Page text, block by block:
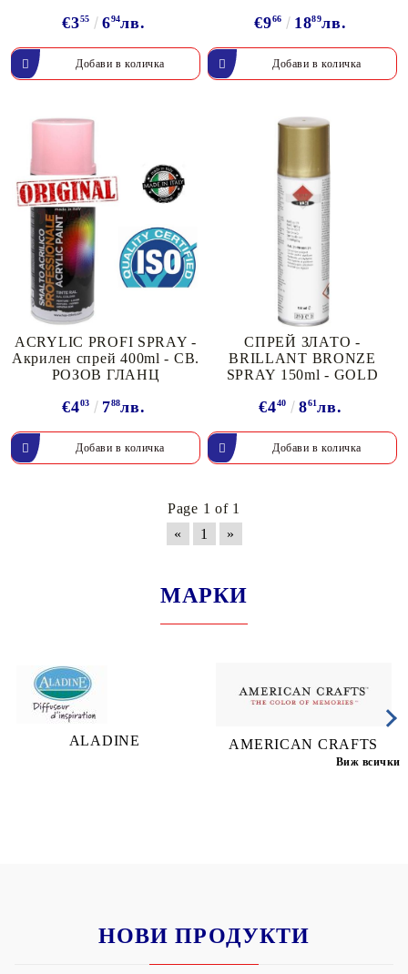
€355 694лв. €966 1889лв.
ACRYLIC PROFI SPRAY -
Акрилен спрей 400ml - СВ.
РОЗОВ ГЛАНЦ
€403 788лв.
СПРЕЙ ЗЛАТО -
BRILLANT BRONZE
SPRAY 150ml - GOLD
€440 861лв.
Page 1 of 1
«
1 »
МАРКИ
ALADINE AMERICAN CRAFTS
Виж всички
НОВИ ПРОДУКТИ